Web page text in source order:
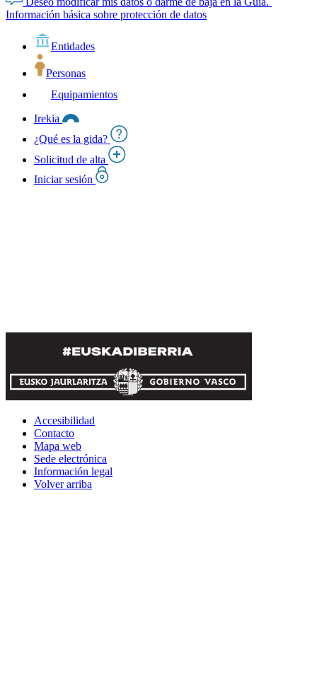
Información básica sobre protección de datos
Entidades
Personas
Equipamientos
Irekia
¿Qué es la gida?
Solicitud de alta
Iniciar sesión
Accesibilidad
Contacto
Mapa web
Sede electrónica
Información legal
Volver arriba